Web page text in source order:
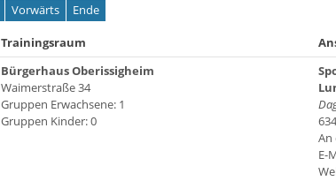
Vorwärts Ende
Trainingsraum
Bürgerhaus Oberissigheim
Waimerstraße 34
Gruppen Erwachsene: 1
Gruppen Kinder: 0
An
E-